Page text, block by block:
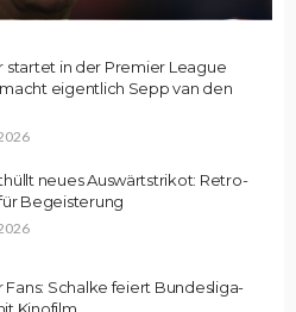
startet in der Premier League
eigentlich Sepp van den
neues Auswärtstrikot: Retro-
Begeisterung
Fans: Schalke feiert Bundesliga-
Kinofilm